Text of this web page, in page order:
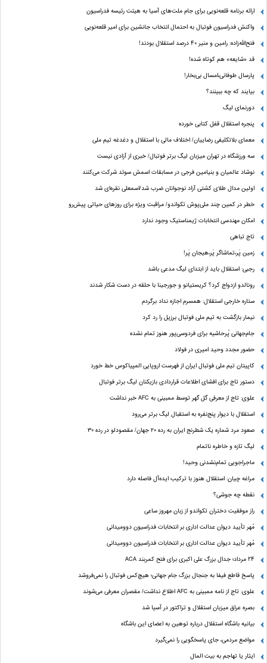
ارائه برنامه‌ قلعه‌نویی برای جام ملت‌های آسیا به هیئت رئیسه فدراسیون
واکنش فدراسیون فوتبال به احتمال انتخاب جانشین برای امیر قلعه‌نویی
فتح‌الله‌زاده: رامین و منیر 40 درصد استقلال بودند!
قد «شایعه» هم کوتاه شده!
پارسال طوفانی،امسال بی‌بخار!
بیایند که چه ببینند؟
دورنمای لیگ
پنجره‌ استقلال قفل کتابی خورده
معمای بلاتکلیفی رضاییان/ اختلاف مالی با استقلال و دغدغه تیم ملی
سه ورزشگاه در تهران میزبان لیگ برتر فوتبال/ خبری از آزادی نیست
نوشاد عالمیان و بنیامین فرجی در مسابقات اسمش سوئد شرکت می‌کنند
اولین مدال طلای کشتی آزاد نوجوانان ضرب شد/اسمعلی نقره‌ای شد
خطر در کمین چند ملی‌پوش تکواندو/ مراقبت ویژه برای روزهای حیاتی پیش‌رو
امکان مهندسی انتخابات ژیمناستیک وجود ندارد
تاج تباهی
زمین پَر،تماشاگر پَر،هیجان پَر!
رجبی: استقلال باید از ابتدای لیگ مدعی باشد
رونالدو ازدواج کرد؟ کریستیانو و جورجینا با حلقه در دست شکار شدند
ستاره خارجی استقلال: همسرم اجازه نداد برگردم
نیمار بازگشت به تیم ملی فوتبال برزیل را رد کرد
جام‌جهانی پُرحاشیه برای فردوسی‌پور هنوز تمام نشده
حضور مجدد وحید امیری در فولاد
کاپیتان تیم ملی فوتبال ایران از فهرست اروپایی المپیاکوس خط خورد
دستور تاج برای افشای اطلاعات قراردادی بازیکنان لیگ برتر فوتبال
علوی: تاج از معرفی گل گهر توسط ممبینی به AFC خبر نداشت
استقلال با دیوار پنج‌نفره به استقبال لیگ برتر می‌رود
صعود مرد شماره یک شطرنج ایران به رده ۲۰ جهان/ مقصودلو در رده ۳۰
لیگ تازه و خاطره ناتمام
ماجراجویی تمام‌نشدنی وحید!
مراغه چیان: استقلال هنوز با ترکیب ایده‌آل فاصله دارد
نقطه چه جوشی؟
راز موفقیت دختران تکواندو از زبان مهروز ساعی
مُهر تأیید دیوان عدالت اداری بر انتخابات فدراسیون دوومیدانی
مُهر تأیید دیوان عدالت اداری بر انتخابات فدراسیون دوومیدانی
24 مرداد؛ جدال بزرگ علی‌ اکبری برای فتح کمربند ACA
پاسخ قاطع فیفا به جنجال بزرگ جام جهانی؛ هیچ‌کس فوتبال را نمی‌فروشد
علوی: تاج از نامه ممبینی به AFC اطلاع نداشت/ مقصران معرفی می‌شوند
بصره عراق میزبان استقلال و تراکتور در آسیا شد
بیانیه باشگاه استقلال درباره توهین به اعضای این باشگاه
مواضع مردمی، جای پاسخگویی را نمی‌گیرد
ایثار یا تهاجم به بیت المال